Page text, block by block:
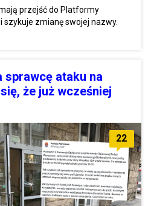
przejść do Platformy
szykuje zmianę swojej nazwy.
sprawcę ataku na
że już wcześniej
22